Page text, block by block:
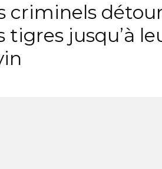
criminels
tigres jusqu’à